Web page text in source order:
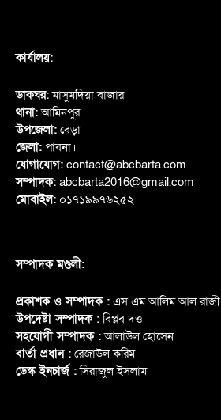
কার্যালয়:
ডাকঘর:মাসুমদিয়া বাজার
থানা:আমিনপুর
উপজেলা: বেড়া
জেলা: পাবনা।
যোগাযোগ: contact@abcbarta.com
সম্পাদক: abcbarta2016@gmail.com
মোবাইল: ০১৭১৯৯৭৬২৫২
সম্পাদক মণ্ডলী:
প্রকাশক ও সম্পাদক : এস এম আলিম আল রাজী
উপদেষ্টা সম্পাদক :বিপ্লব দত্ত
সহযোগী সম্পাদক :আলাউল হোসেন
বার্তা প্রধান : রেজাউল করিম
ডেস্ক ইনচার্জ :সিরাজুল ইসলাম